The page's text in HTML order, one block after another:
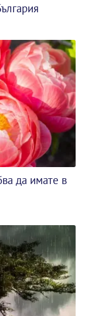
да имате в